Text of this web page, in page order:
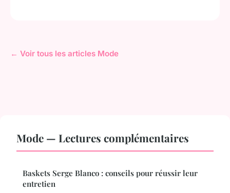
← Voir tous les articles Mode
Mode — Lectures complémentaires
Baskets Serge Blanco : conseils pour réussir leur
entretien